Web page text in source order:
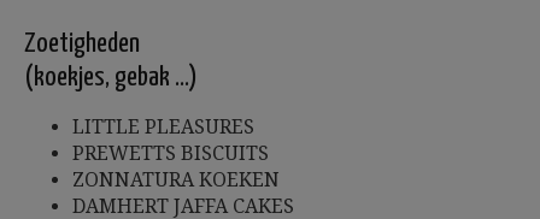
Zoetigheden
(koekjes, gebak …)
LITTLE PLEASURES
PREWETTS BISCUITS
ZONNATURA KOEKEN
DAMHERT JAFFA CAKES